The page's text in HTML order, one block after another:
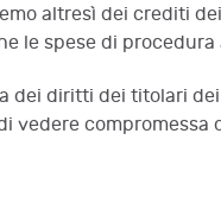
altresì dei crediti
le spese di
dei diritti dei titolari
compromessa